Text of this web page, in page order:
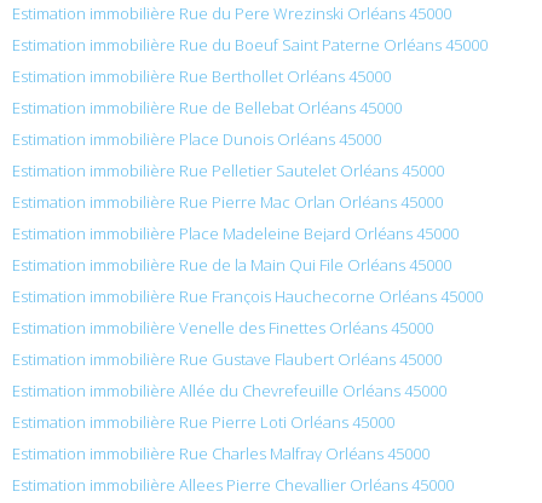
Estimation immobilière Rue du Pere Wrezinski Orléans 45000
Estimation immobilière Rue du Boeuf Saint Paterne Orléans 45000
Estimation immobilière Rue Berthollet Orléans 45000
Estimation immobilière Rue de Bellebat Orléans 45000
Estimation immobilière Place Dunois Orléans 45000
Estimation immobilière Rue Pelletier Sautelet Orléans 45000
Estimation immobilière Rue Pierre Mac Orlan Orléans 45000
Estimation immobilière Place Madeleine Bejard Orléans 45000
Estimation immobilière Rue de la Main Qui File Orléans 45000
Estimation immobilière Rue François Hauchecorne Orléans 45000
Estimation immobilière Venelle des Finettes Orléans 45000
Estimation immobilière Rue Gustave Flaubert Orléans 45000
Estimation immobilière Allée du Chevrefeuille Orléans 45000
Estimation immobilière Rue Pierre Loti Orléans 45000
Estimation immobilière Rue Charles Malfray Orléans 45000
Estimation immobilière Allees Pierre Chevallier Orléans 45000